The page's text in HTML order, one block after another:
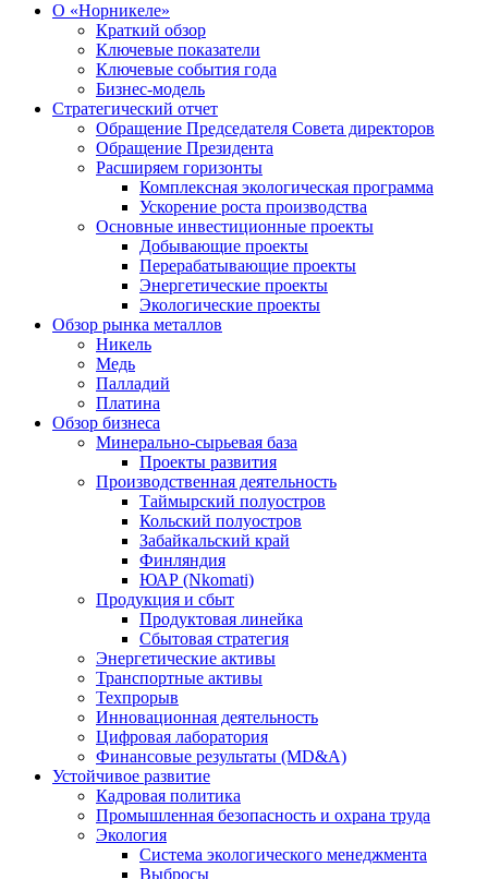
О «Норникеле»
Краткий обзор
Ключевые показатели
Ключевые события года
Бизнес-модель
Стратегический отчет
Обращение Председателя Совета директоров
Обращение Президента
Расширяем горизонты
Комплексная экологическая программа
Ускорение роста производства
Основные инвестиционные проекты
Добывающие проекты
Перерабатывающие проекты
Энергетические проекты
Экологические проекты
Обзор рынка металлов
Никель
Медь
Палладий
Платина
Обзор бизнеса
Минерально-сырьевая база
Проекты развития
Производственная деятельность
Таймырский полуостров
Кольский полуостров
Забайкальский край
Финляндия
ЮАР (Nkomati)
Продукция и сбыт
Продуктовая линейка
Сбытовая стратегия
Энергетические активы
Транспортные активы
Техпрорыв
Инновационная деятельность
Цифровая лаборатория
Финансовые результаты (MD&A)
Устойчивое развитие
Кадровая политика
Промышленная безопасность и охрана труда
Экология
Система экологического менеджмента
Выбросы